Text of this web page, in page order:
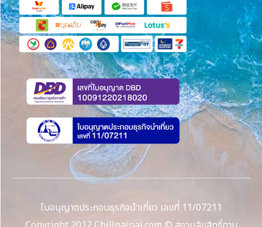
ใบอนุญาตประกอบธุรกิจนำเที่ยว เลขที่ 11/07211